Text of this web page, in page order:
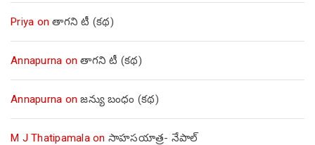
Priya onతాగని టీ (కథ)
Annapurna onతాగని టీ (కథ)
Annapurna onజన్యు బంధం (కథ)
M J Thatipamalaon సాహసయాత్ర- నేపాల్‌